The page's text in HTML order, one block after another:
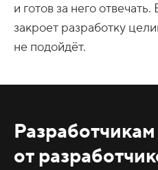
и готов за него
закроет разработку
не подойдёт.
Разработчикам
от